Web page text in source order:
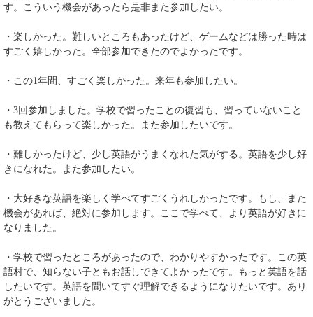
す。こういう機会があったら是非また参加したい。
・楽しかった。難しいところもあったけど、ゲームなどは勝った時は
すごく嬉しかった。全部参加できたのでよかったです。
・この1年間、すごく楽しかった。来年も参加したい。
・3回参加しました。学校で習ったことの復習も、習っていないこと
も教えてもらって楽しかった。また参加したいです。
・難しかったけど、少し英語がうまくなれた気がする。英語を少し好
きになれた。また参加したい。
・大好きな英語を楽しく学べてすごくうれしかったです。もし、また
機会があれば、絶対に参加します。ここで学べて、より英語が好きに
なりました。
・学校で習ったところがあったので、わかりやすかったです。この英
語村で、知らない子ともお話しできてよかったです。もっと英語を話
したいです。英語を聞いてすぐ理解できるようになりたいです。あり
がとうございました。